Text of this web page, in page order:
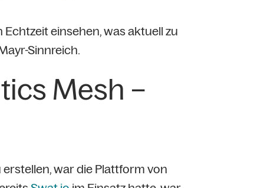
einsehen, was aktuell zu
Sinnreich.
Mesh –
war die Plattform von